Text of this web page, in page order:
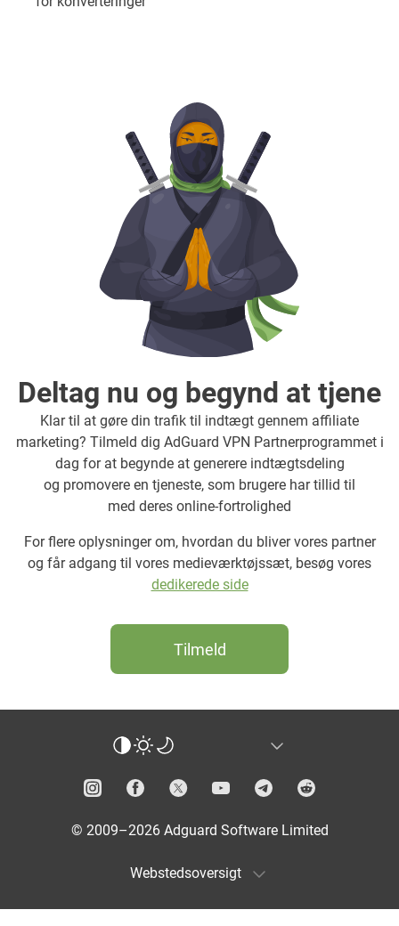
Deltag nu og begynd at tjene
Klar til at gøre din trafik til indtægt gennem affiliate
marketing? Tilmeld dig AdGuard VPN Partnerprogrammet i
dag for at begynde at generere indtægtsdeling
og promovere en tjeneste, som brugere har tillid til
med deres online-fortrolighed
For flere oplysninger om, hvordan du bliver vores partner
og får adgang til vores medieværktøjssæt, besøg vores
dedikerede side
Tilmeld
© 2009–2026 Adguard Software Limited
Webstedsoversigt